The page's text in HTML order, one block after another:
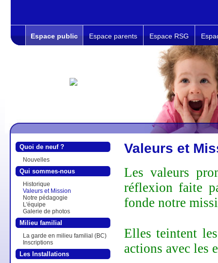
Espace public Espace parents Espace RSG
Quoi de neuf ?
Nouvelles
Qui sommes-nous
Historique
Valeurs et Mission
Notre pédagogie
L'équipe
Galerie de photos
Milieu familial
La garde en milieu familial (BC)
Inscriptions
Les Installations
Valeurs et
Les valeurs
réflexion faite
fonde notre
Elles teintent
actions avec les